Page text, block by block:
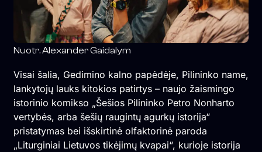
Nuotr. Alexander Gaidalym
Visai šalia, Gedimino kalno papėdėje, Pilininko name,
lankytojų lauks kitokios patirtys – naujo žaismingo
istorinio komikso „Šešios Pilininko Petro Nonharto
vertybės, arba šešių raugintų agurkų istorija“
pristatymas bei išskirtinė olfaktorinė paroda
„Liturginiai Lietuvos tikėjimų kvapai“, kurioje istorija